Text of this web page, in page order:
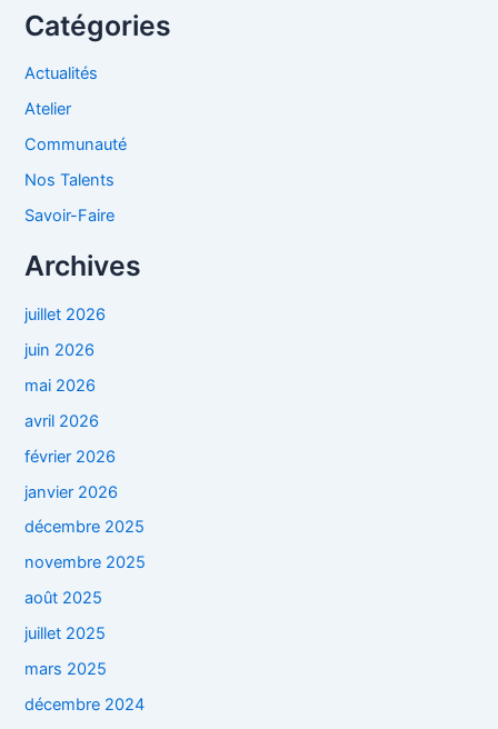
Catégories
Actualités
Atelier
Communauté
Nos Talents
Savoir-Faire
Archives
juillet 2026
juin 2026
mai 2026
avril 2026
février 2026
janvier 2026
décembre 2025
novembre 2025
août 2025
juillet 2025
mars 2025
décembre 2024